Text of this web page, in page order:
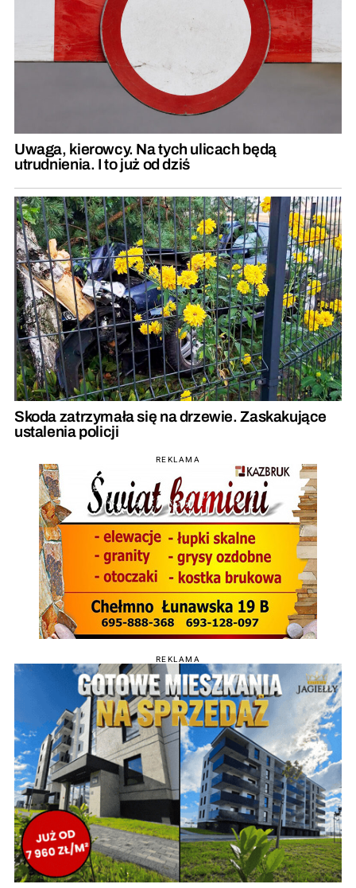
Uwaga, kierowcy. Na tych ulicach będą
utrudnienia. I to już od dziś
Skoda zatrzymała się na drzewie. Zaskakujące
ustalenia policji
REKLAMA
REKLAMA